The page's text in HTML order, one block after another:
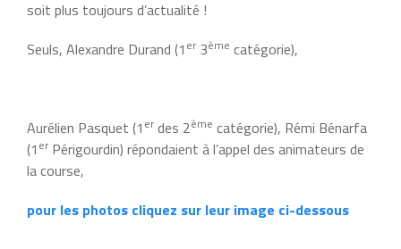
soit plus toujours d’actualité !
Seuls, Alexandre Durand (1 er 3ème catégorie),
Aurélien Pasquet (1 er des 2ème catégorie), Rémi Bénarfa
(1 er Périgourdin) répondaient à l’appel des animateurs de
la course,
pour les photos cliquez sur leur image ci-dessous